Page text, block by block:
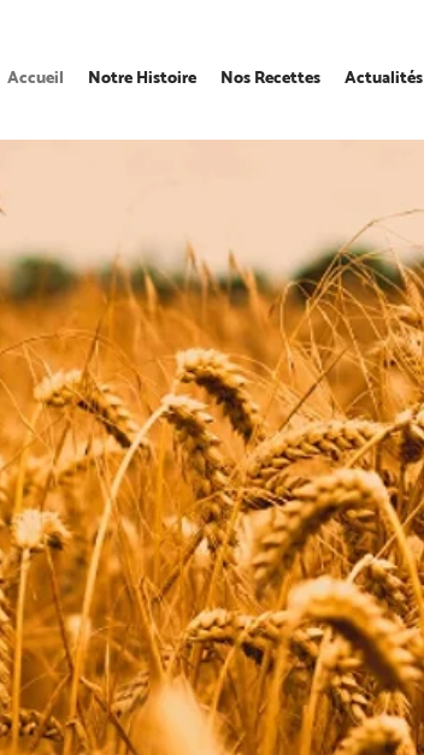
Accueil Notre Histoire Nos Recettes Actualités